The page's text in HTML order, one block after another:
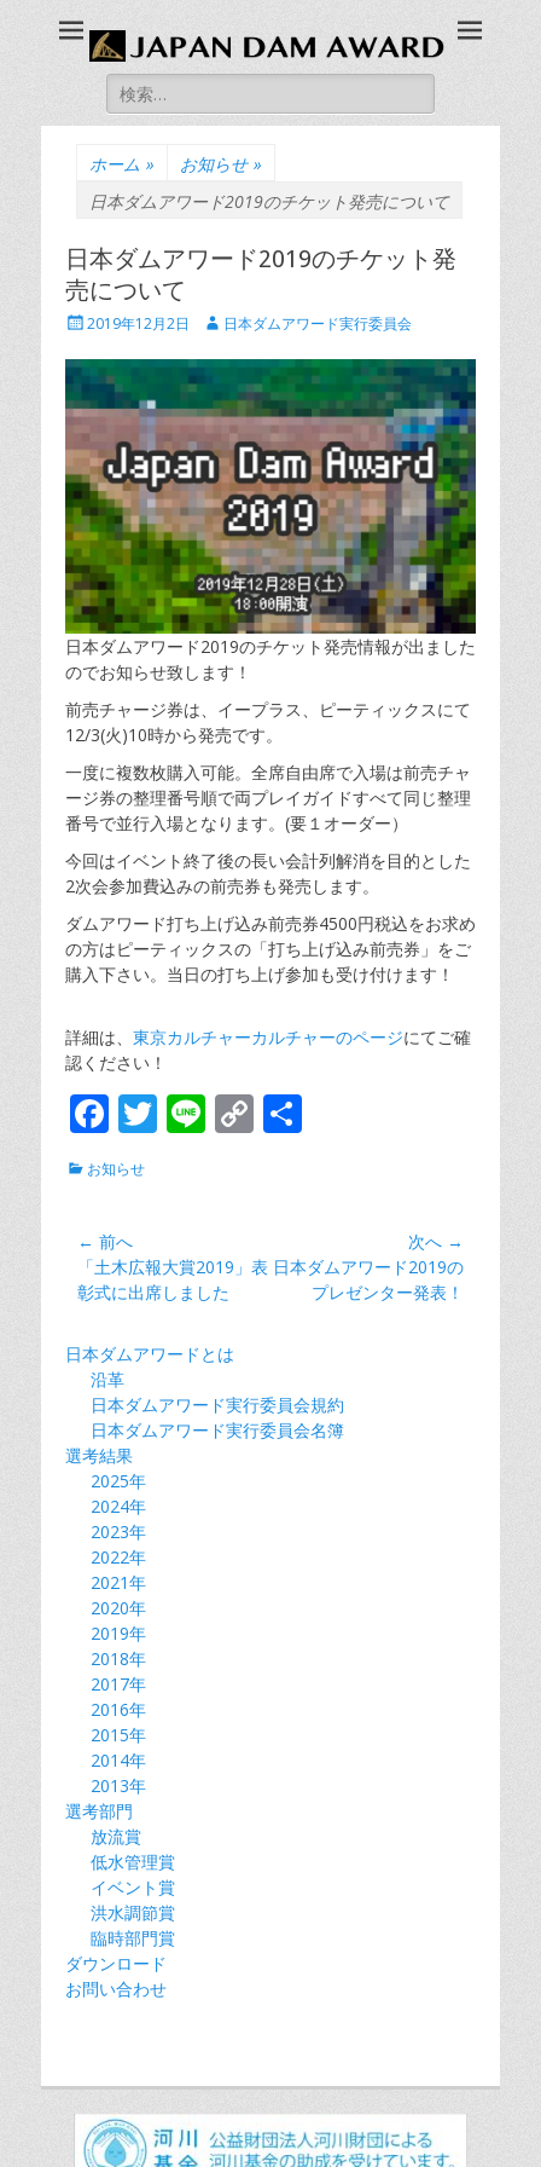
JAPAN DAM AWARD
ダムファンによる、ダム版アカデミー賞「日本ダムアワード」の公
式ホームページです。
検
索:
ホーム » お知らせ »
日本ダムアワード2019のチケット発売について
日本ダムアワード2019のチケット発
売について
投
日
2019年12月2日
投
者
日本ダムアワード実行委員会
日本ダムアワード2019のチケット発売情報が出ました
のでお知らせ致します！
前売チャージ券は、イープラス、ピーティックスにて
12/3(火)10時から発売です。
一度に複数枚購入可能。全席自由席で入場は前売チャ
ージ券の整理番号順で両プレイガイドすべて同じ整理
番号で並行入場となります。(要１オーダー）
今回はイベント終了後の長い会計列解消を目的とした
2次会参加費込みの前売券も発売します。
ダムアワード打ち上げ込み前売券4500円税込をお求め
の方はピーティックスの「打ち上げ込み前売券」をご
購入下さい。当日の打ち上げ参加も受け付けます！
詳細は、 東京カルチャーカルチャーのページにてご確
認ください！
F
ac
e
b
o
o
k
T Li C
Li
カ お知らせ
投
稿
ナ
ゲ
ー
シ
ョ
ン
← 前へ
前
の
稿:
「土木広報大賞2019」表
彰式に出席しました
次へ →
次
日本ダムアワード2019の
プレゼンター発表！
日本ダムアワードとは
沿革
日本ダムアワード実行委員会規約
日本ダムアワード実行委員会名簿
選考結果
2025年
2024年
2023年
2022年
2021年
2020年
2019年
2018年
2017年
2016年
2015年
2014年
2013年
選考部門
放流賞
低水管理賞
イベント賞
洪水調節賞
臨時部門賞
ダウンロード
お問い合わせ